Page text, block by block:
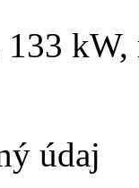
kW,
údaj